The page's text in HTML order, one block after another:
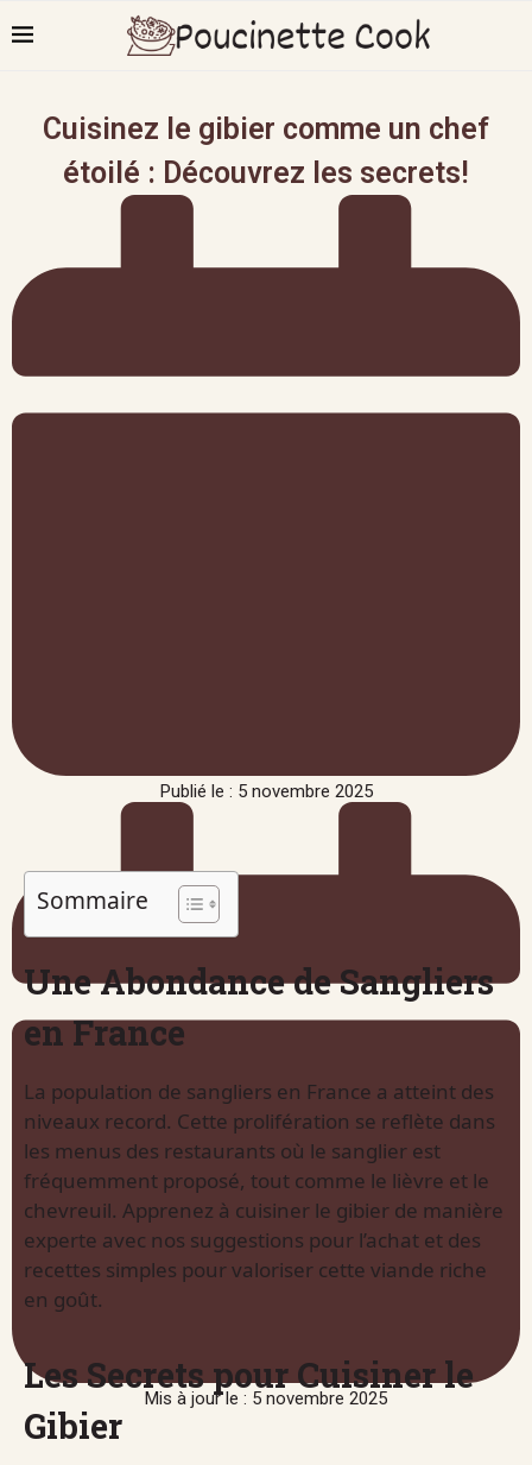
Cuisinez le gibier comme un chef
étoilé : Découvrez les secrets!
Publié le : 5 novembre 2025
Mis à jour le : 5 novembre 2025
Sommaire
Une Abondance de Sangliers
en France
La population de sangliers en France a atteint des
niveaux record. Cette prolifération se reflète dans
les menus des restaurants où le sanglier est
fréquemment proposé, tout comme le lièvre et le
chevreuil. Apprenez à cuisiner le gibier de manière
experte avec nos suggestions pour l’achat et des
recettes simples pour valoriser cette viande riche
en goût.
Les Secrets pour Cuisiner le
Gibier